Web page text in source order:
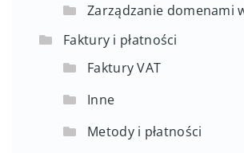
Zarządzanie domenami
Faktury i płatności
Faktury VAT
Inne
Metody i płatności